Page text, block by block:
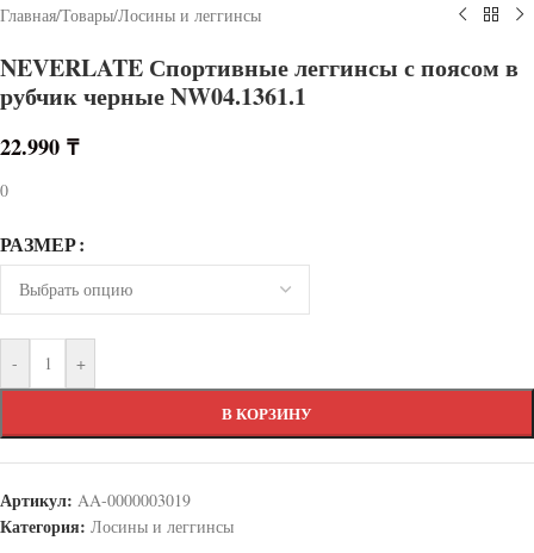
Главная/Товары/Лосины и леггинсы
NEVERLATE Спортивные леггинсы с поясом в
рубчик черные NW04.1361.1
22.990 ₸
0
РАЗМЕР
- +
В КОРЗИНУ
Артикул: AA-0000003019
Категория: Лосины и леггинсы